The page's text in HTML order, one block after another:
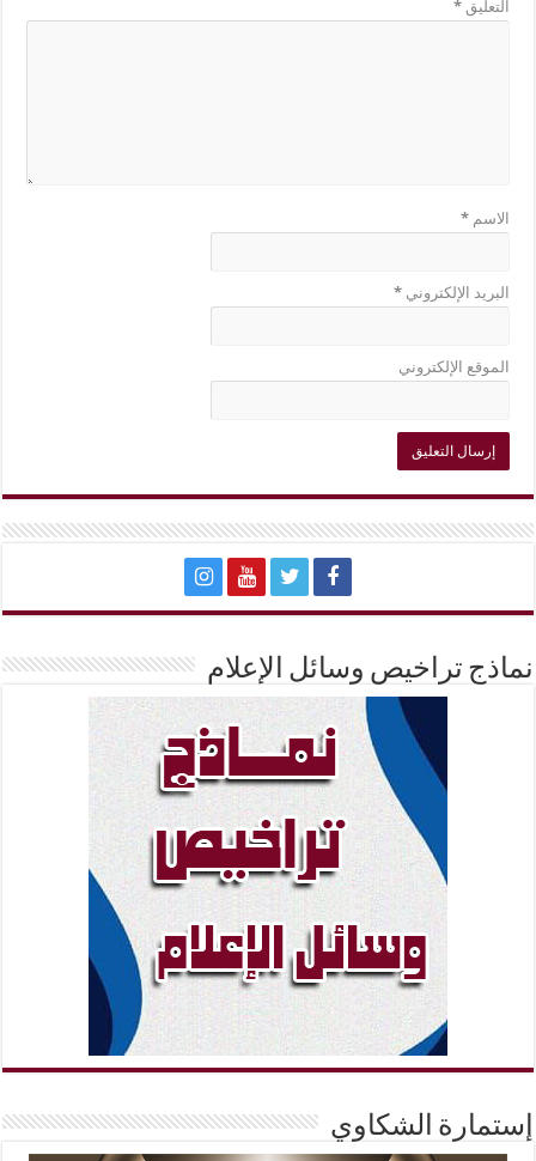
التعليق*
الاسم*
البريد الإلكتروني*
الموقع الإلكتروني
نماذج تراخيص وسائل الإعلام
إستمارة الشكاوي